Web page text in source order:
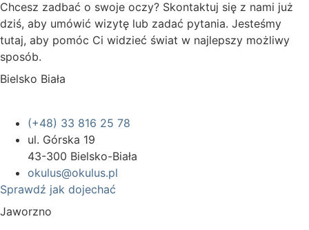
Chcesz zadbać o swoje oczy? Skontaktuj się z nami już
dziś, aby umówić wizytę lub zadać pytania. Jesteśmy
tutaj, aby pomóc Ci widzieć świat w najlepszy możliwy
sposób.
Bielsko Biała
(+48) 33 816 25 78
ul. Górska 19
43-300 Bielsko-Biała
okulus@okulus.pl
Sprawdź jak dojechać
Jaworzno